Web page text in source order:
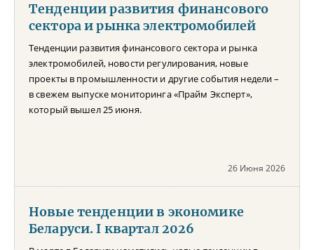
Тенденции развития финансового
сектора и рынка электромобилей
Тенденции развития финансового сектора и рынка
электромобилей, новости регулирования, новые
проекты в промышленности и другие события недели –
в свежем выпуске мониторинга «Прайм Эксперт»,
который вышел 25 июня.
26 Июня 2026
Новые тенденции в экономике
Беларуси. I квартал 2026